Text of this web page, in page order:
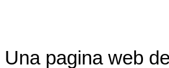
Una pagina web